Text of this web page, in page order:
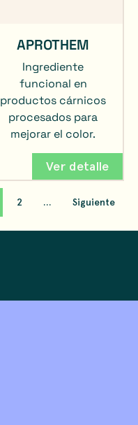
APROTHEM
Ingrediente
funcional en
productos cárnicos
procesados para
mejorar el color.
Ver detalle
2 … Siguiente